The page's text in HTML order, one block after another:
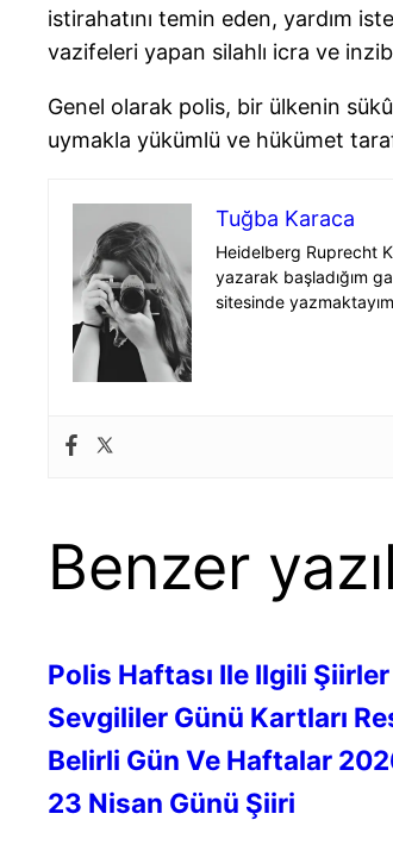
istirahatını temin eden, yardım
vazifeleri yapan silahlı icra ve
Genel olarak polis, bir ülkenin
uymakla yükümlü ve hükümet
Tuğba Karaca
Heidelberg Ruprecht
yazarak başladığım
sitesinde
Benzer
Polis Haftası Ile Ilgili Şiirler
Sevgililer Günü Kartları
Belirli Gün Ve Haftalar
23 Nisan Günü Şiiri